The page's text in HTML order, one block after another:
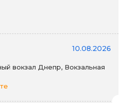
10.08.2026
вокзал Днепр, Вокзальная